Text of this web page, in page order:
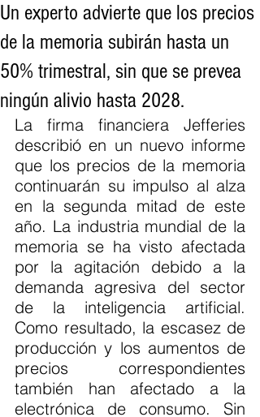
Un experto advierte que los precios
de la memoria subirán hasta un
50% trimestral, sin que se prevea
ningún alivio hasta 2028.
La firma financiera Jefferies
describió en un nuevo informe
que los precios de la memoria
continuarán su impulso al alza
en la segunda mitad de este
año. La industria mundial de la
memoria se ha visto afectada
por la agitación debido a la
demanda agresiva del sector
de la inteligencia artificial.
Como resultado, la escasez de
producción y los aumentos de
precios correspondientes
también han afectado a la
electrónica de consumo. Sin